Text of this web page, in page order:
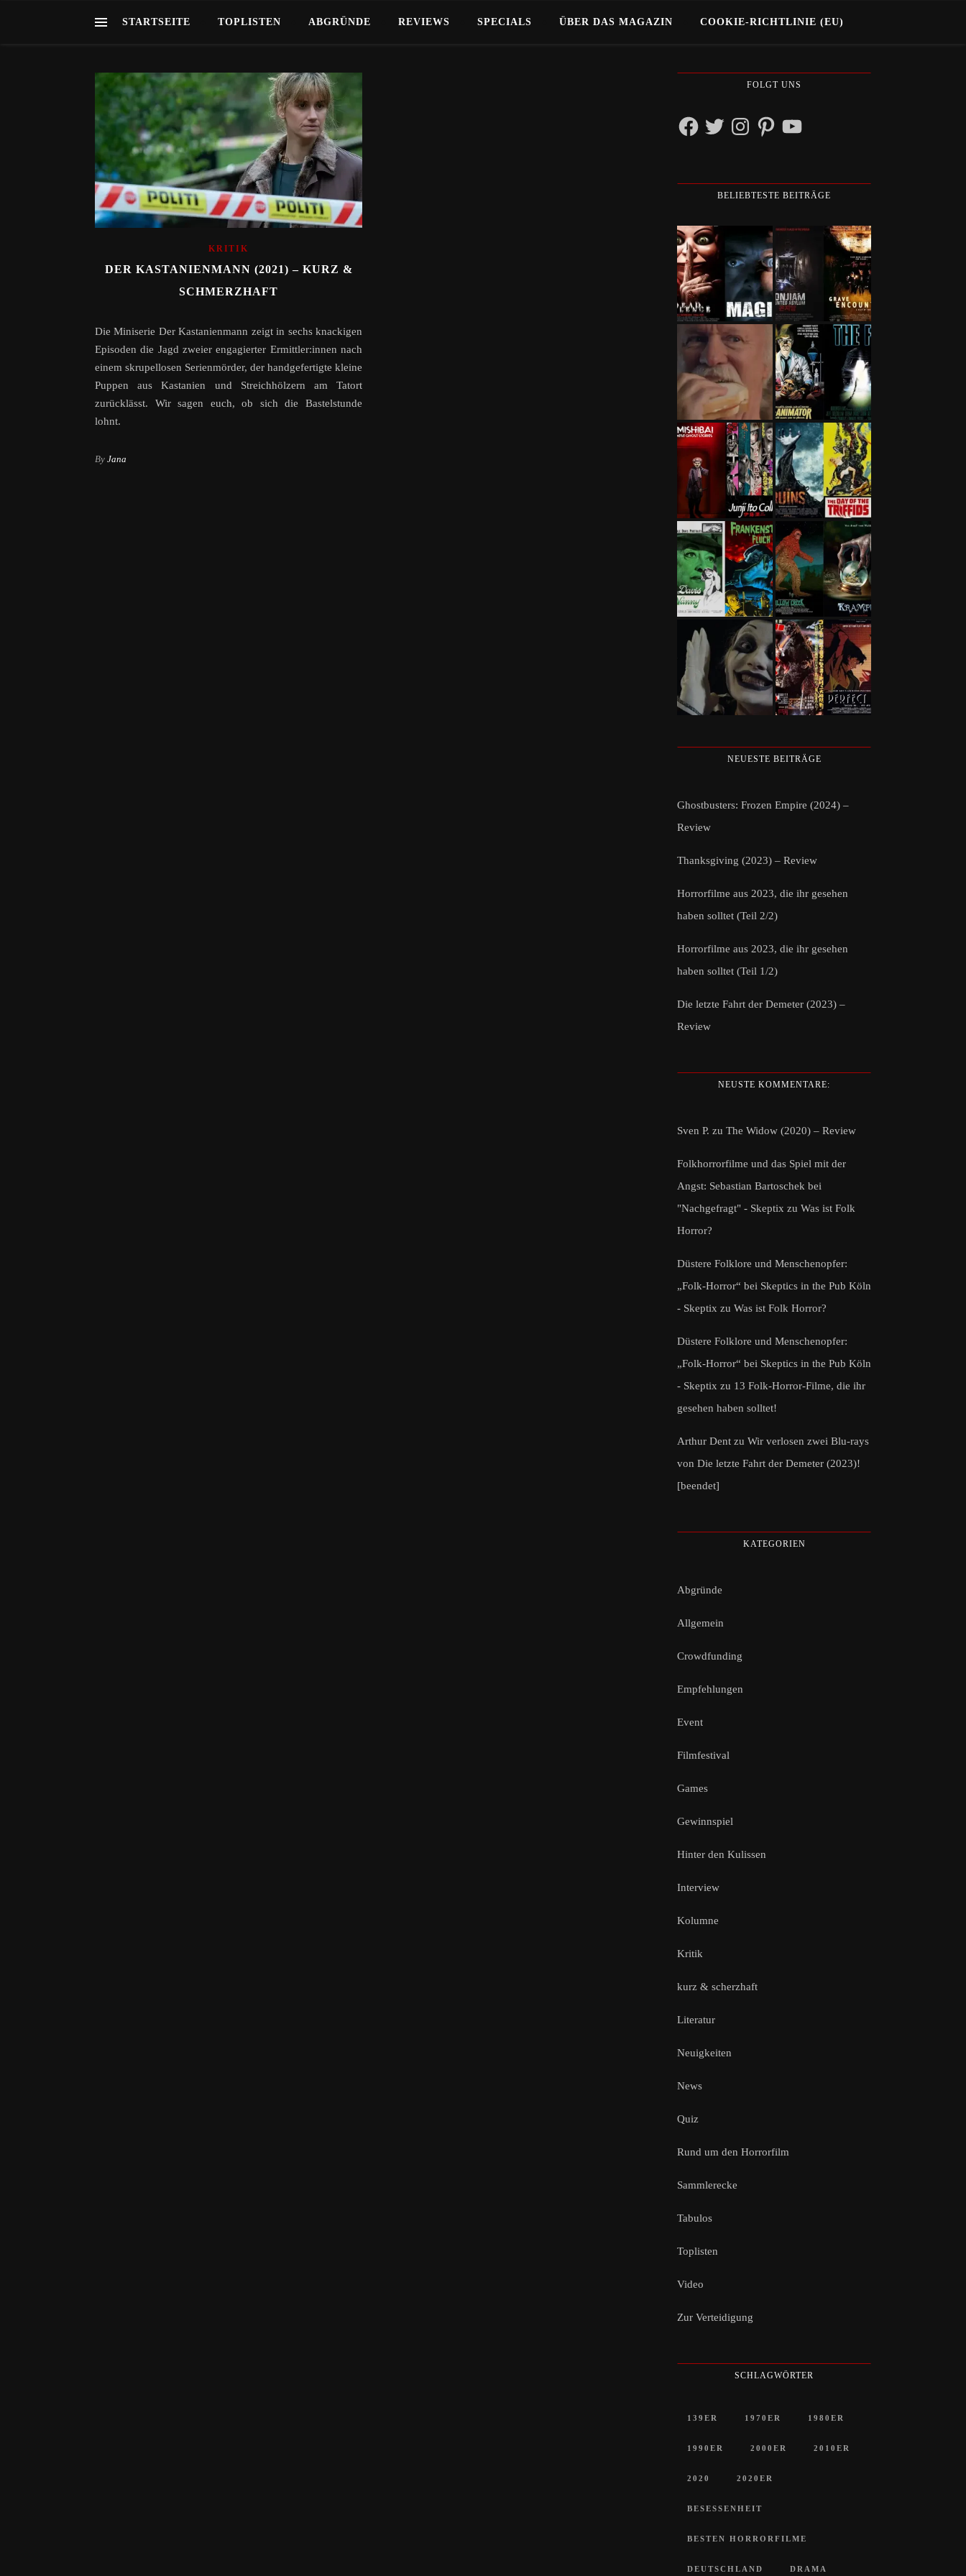
STARTSEITE TOPLISTEN ABGRÜNDE REVIEWS SPECIALS ÜBER DAS MAGAZIN COOKIE-RICHTLINIE (EU)
KRITIK
DER KASTANIENMANN (2021) – KURZ &
SCHMERZHAFT
Die Miniserie Der Kastanienmann zeigt in sechs knackigen
Episoden die Jagd zweier engagierter Ermittler:innen nach
einem skrupellosen Serienmörder, der handgefertigte kleine
Puppen aus Kastanien und Streichhölzern am Tatort
zurücklässt. Wir sagen euch, ob sich die Bastelstunde
lohnt.
By Jana
FOLGT UNS
FacebookTwitterInstagramPinterestYouTube
BELIEBTESTE BEITRÄGE
NEUESTE BEITRÄGE
Ghostbusters: Frozen Empire (2024) –
Review
Thanksgiving (2023) – Review
Horrorfilme aus 2023, die ihr gesehen
haben solltet (Teil 2/2)
Horrorfilme aus 2023, die ihr gesehen
haben solltet (Teil 1/2)
Die letzte Fahrt der Demeter (2023) –
Review
NEUSTE KOMMENTARE:
Sven P. zu The Widow (2020) – Review
Folkhorrorfilme und das Spiel mit der
Angst: Sebastian Bartoschek bei
"Nachgefragt" - Skeptix zu Was ist Folk
Horror?
Düstere Folklore und Menschenopfer:
„Folk-Horror“ bei Skeptics in the Pub Köln
- Skeptix zu Was ist Folk Horror?
Düstere Folklore und Menschenopfer:
„Folk-Horror“ bei Skeptics in the Pub Köln
- Skeptix zu 13 Folk-Horror-Filme, die ihr
gesehen haben solltet!
Arthur Dent zu Wir verlosen zwei Blu-rays
von Die letzte Fahrt der Demeter (2023)!
[beendet]
KATEGORIEN
Abgründe
Allgemein
Crowdfunding
Empfehlungen
Event
Filmfestival
Games
Gewinnspiel
Hinter den Kulissen
Interview
Kolumne
Kritik
kurz & scherzhaft
Literatur
Neuigkeiten
News
Quiz
Rund um den Horrorfilm
Sammlerecke
Tabulos
Toplisten
Video
Zur Verteidigung
SCHLAGWÖRTER
139ER 1970ER 1980ER
1990ER 2000ER 2010ER
2020 2020ER
BESESSENHEIT
BESTEN HORRORFILME
DEUTSCHLAND DRAMA